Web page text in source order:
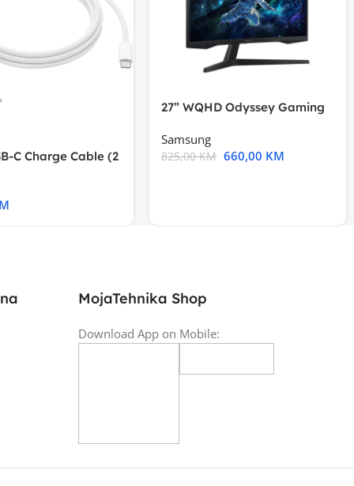
C Charge Cable (2
27” WQHD Odyssey Gaming
Samsung
825,00KM 660,00 KM
MojaTehnika Shop
Download App on Mobile: